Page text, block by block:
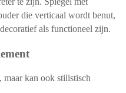
die verticaal wordt benut,
als functioneel zijn.
kan ook stilistisch